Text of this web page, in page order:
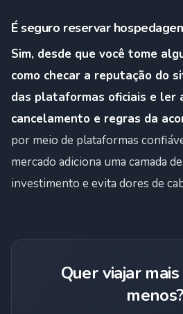
É seguro reservar
Sim, desde que você tome
como checar a reputação do
das plataformas oficiais e ler
cancelamento e regras da
por meio de plataformas
mercado adiciona uma camada
investimento e evita dores de
Quer viajar
menos?